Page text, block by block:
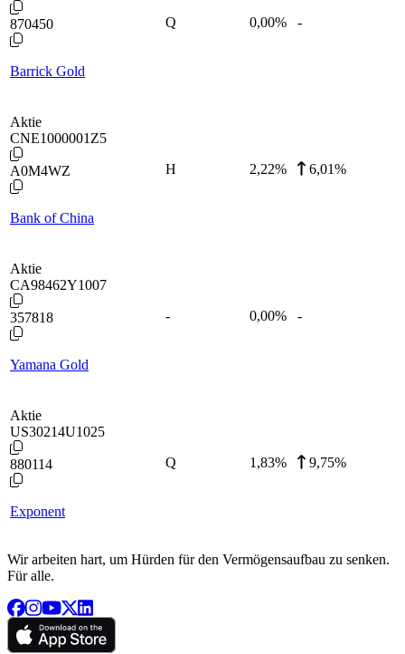
870450
Barrick Gold
Q 0,00% -
Aktie
CNE1000001Z5
A0M4WZ
Bank of China
H 2,22% 6,01%
Aktie
CA98462Y1007
357818
Yamana Gold
- 0,00% -
Aktie
US30214U1025
880114
Exponent
Q 1,83% 9,75%
Wir arbeiten hart, um Hürden für den Vermögensaufbau zu senken.
Für alle.